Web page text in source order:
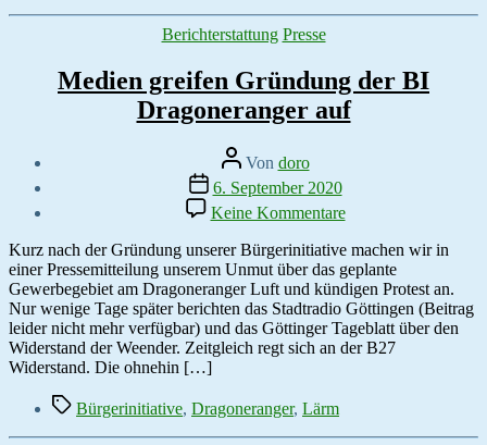
Kategorien
Berichterstattung Presse
Medien greifen Gründung der BI
Dragoneranger auf
Beitragsautor
Von doro
Veröffentlichungsdatum
6. September 2020
Keine Kommentarezu
Medien
greifen
Gründung
der
BI
Dragoneranger
auf
Kurz nach der Gründung unserer Bürgerinitiative machen wir in
einer Pressemitteilung unserem Unmut über das geplante
Gewerbegebiet am Dragoneranger Luft und kündigen Protest an.
Nur wenige Tage später berichten das Stadtradio Göttingen (Beitrag
leider nicht mehr verfügbar) und das Göttinger Tageblatt über den
Widerstand der Weender. Zeitgleich regt sich an der B27
Widerstand. Die ohnehin […]
Schlagwörter
Bürgerinitiative, Dragoneranger, Lärm